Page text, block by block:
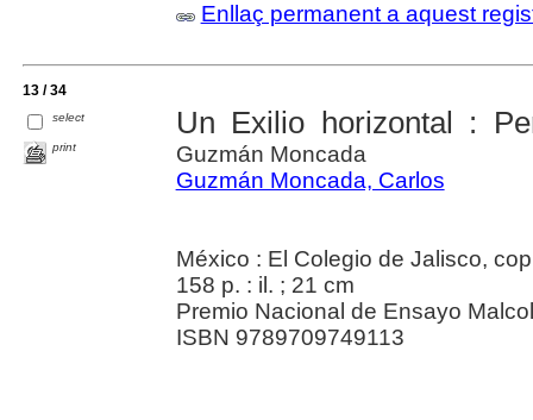
Enllaç permanent a aquest
13 / 34
select
print
Un Exilio horizontal :
Guzmán Moncada
Guzmán Moncada, Carlos
México : El Colegio de Jalisco,
158 p. : il. ; 21 cm
Premio Nacional de Ensayo
ISBN 9789709749113